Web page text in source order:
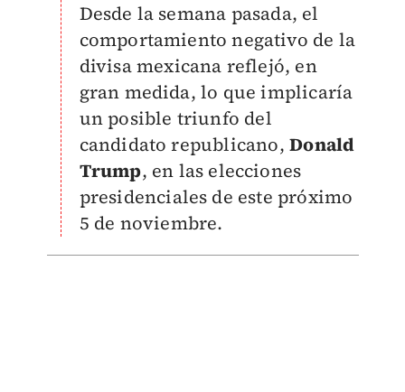
Desde la semana pasada, el
comportamiento negativo de la
divisa mexicana reflejó, en
gran medida, lo que implicaría
un posible triunfo del
candidato republicano,Donald
Trump, en las elecciones
presidenciales de este próximo
5 de noviembre.